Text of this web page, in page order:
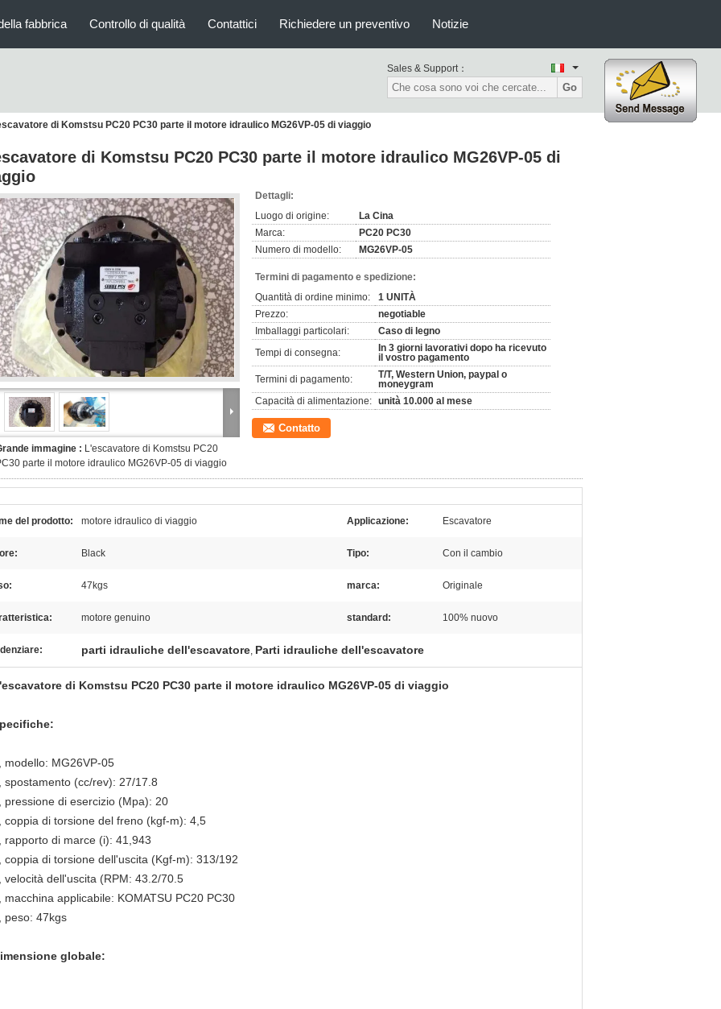
fabbrica Controllo di qualità Contattici Richiedere un preventivo Notizie
Sales & Support：
Go
di Komstsu PC20 PC30 parte il motore idraulico MG26VP-05 di viaggio
di Komstsu PC20 PC30 parte il motore idraulico MG26VP-05 di
immagine : L'escavatore di Komstsu PC20
parte il motore idraulico MG26VP-05 di viaggio
Dettagli:
Luogo di origine:
La Cina
Marca:
PC20 PC30
Numero di modello:
MG26VP-05
Termini di pagamento e spedizione:
Quantità di ordine minimo:
1 UNITÀ
Prezzo:
negotiable
Imballaggi particolari:
Caso di legno
Tempi di consegna:
In 3 giorni lavorativi dopo ha ricevuto
il vostro pagamento
Termini di pagamento:
T/T, Western Union, paypal o
moneygram
Capacità di alimentazione: unità 10.000 al mese
Contatto
del prodotto: motore idraulico di viaggio Applicazione: Escavatore
Black Tipo: Con il cambio
47kgs marca: Originale
motore genuino standard: 100% nuovo
parti idrauliche dell'escavatore, Parti idrauliche dell'escavatore
di Komstsu PC20 PC30 parte il motore idraulico MG26VP-05 di viaggio
modello: MG26VP-05
spostamento (cc/rev): 27/17.8
pressione di esercizio (Mpa): 20
coppia di torsione del freno (kgf-m): 4,5
rapporto di marce (i): 41,943
coppia di torsione dell'uscita (Kgf-m): 313/192
velocità dell'uscita (RPM: 43.2/70.5
macchina applicabile: KOMATSU PC20 PC30
peso: 47kgs
globale: